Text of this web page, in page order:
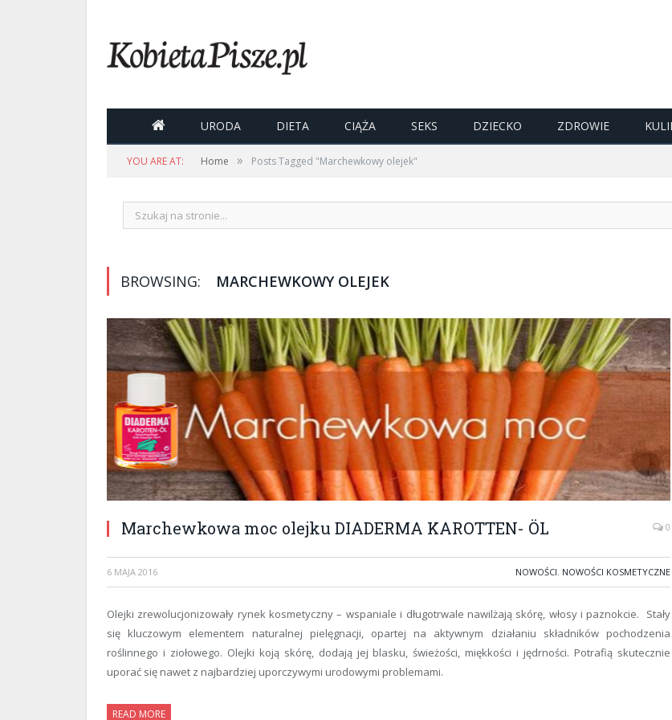
 URODA DIETA CIĄŻA SEKS DZIECKO ZDROWIE
YOU ARE AT: Home » Posts Tagged "Marchewkowy olejek"
BROWSING: MARCHEWKOWY OLEJEK
Marchewkowa moc olejku DIADERMA KAROTTEN- ÖL 0
6 MAJA 2016 NOWOŚCI, NOWOŚCI KOSMETYCZNE
Olejki zrewolucjonizowały rynek kosmetyczny – wspaniale i długotrwale nawilżają skórę, włosy i paznokcie. Stały
się kluczowym elementem naturalnej pielęgnacji, opartej na aktywnym działaniu składników pochodzenia
roślinnego i ziołowego. Olejki koją skórę, dodają jej blasku, świeżości, miękkości i jędrności. Potrafią skutecznie
uporać się nawet z najbardziej uporczywymi urodowymi problemami.
READ MORE